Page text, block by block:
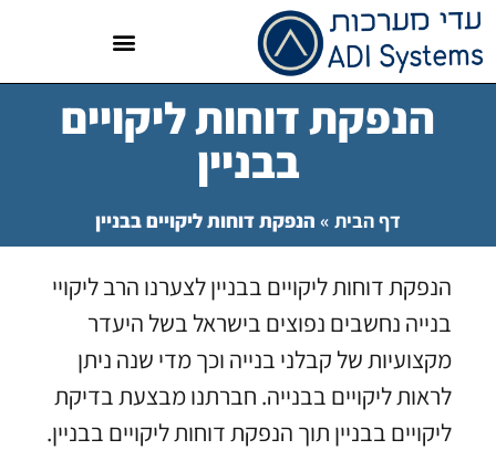
הנפקת דוחות ליקויים
בבניין
דף הבית » הנפקת דוחות ליקויים בבניין
הנפקת דוחות ליקויים בבניין לצערנו הרב ליקויי
בנייה נחשבים נפוצים בישראל בשל היעדר
מקצועיות של קבלני בנייה וכך מדי שנה ניתן
לראות ליקויים בבנייה. חברתנו מבצעת בדיקת
ליקויים בבניין תוך הנפקת דוחות ליקויים בבניין.